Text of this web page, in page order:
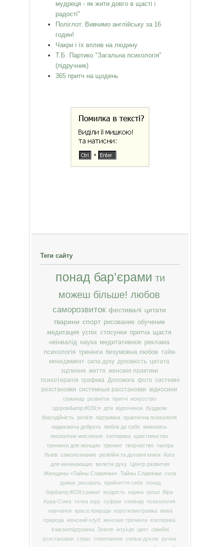
мудреця - як жити довго в щасті і
радості"
Поліглот. Вивчимо англійську за 16
годин!
Чакри і їх вплив на людину
Т.Б. Партико "Загальна психологія"
(підручник)
365 притч на щодень
Теги сайту
понад бар’єрами ти
можеш більше! любов
саморозвиток фестивалі цитати
тварини спорт рисование обучение
медитация успіх стосунки притча щастя
неінвалід наука медитативное реклама
психологія тренінги безумовна любов тайм-
менеджмент сила духу духовність цитата
зцілення життя женские практики
психотерапія графика Допомога фото системні
розстановки системные расстановки відносини
семинар розвиток притчі
искусство
здоров&amp;#039;я
діти відпочинок буддизм
благодійність
релігія підтримка
практична психологія
надихаюча доброта
любов до себе живопись
екологічне мислення
эзотерика християнство
тренинги для женщин тренинг творчество тантра
Львів самопознание релігійні та духовні книги йога
для начинающих
велетні духу
Центр развития
Женщины «Тайны Славянки» Тайны Славянки сила
думки
рисовать прийняття себе
понад
бар&amp;#039;єрами!
мудрість карма гроші Віра
Аура-Сома точка зору суфізм семінар психология
навчання
краса природи короткометражка жива
природа женский клуб женские тренинги езотерика
взаємопідтримка Земля інтуїція цвет сімейні
розстановки страх спонтанное сильні духом
ручка